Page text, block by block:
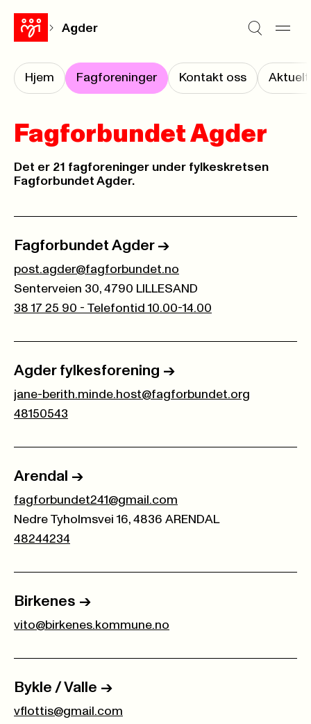
Agder
Hjem Fagforeninger Kontakt oss Aktuelt
Fagforbundet Agder
Det er 21 fagforeninger under fylkeskretsen
Fagforbundet Agder.
Fagforbundet Agder ->
post.agder@fagforbundet.no
Senterveien 30, 4790 LILLESAND
38 17 25 90 - Telefontid 10.00-14.00
Agder fylkesforening ->
jane-berith.minde.host@fagforbundet.org
48150543
Arendal ->
fagforbundet241@gmail.com
Nedre Tyholmsvei 16, 4836 ARENDAL
48244234
Birkenes ->
vito@birkenes.kommune.no
Bykle / Valle ->
vflottis@gmail.com